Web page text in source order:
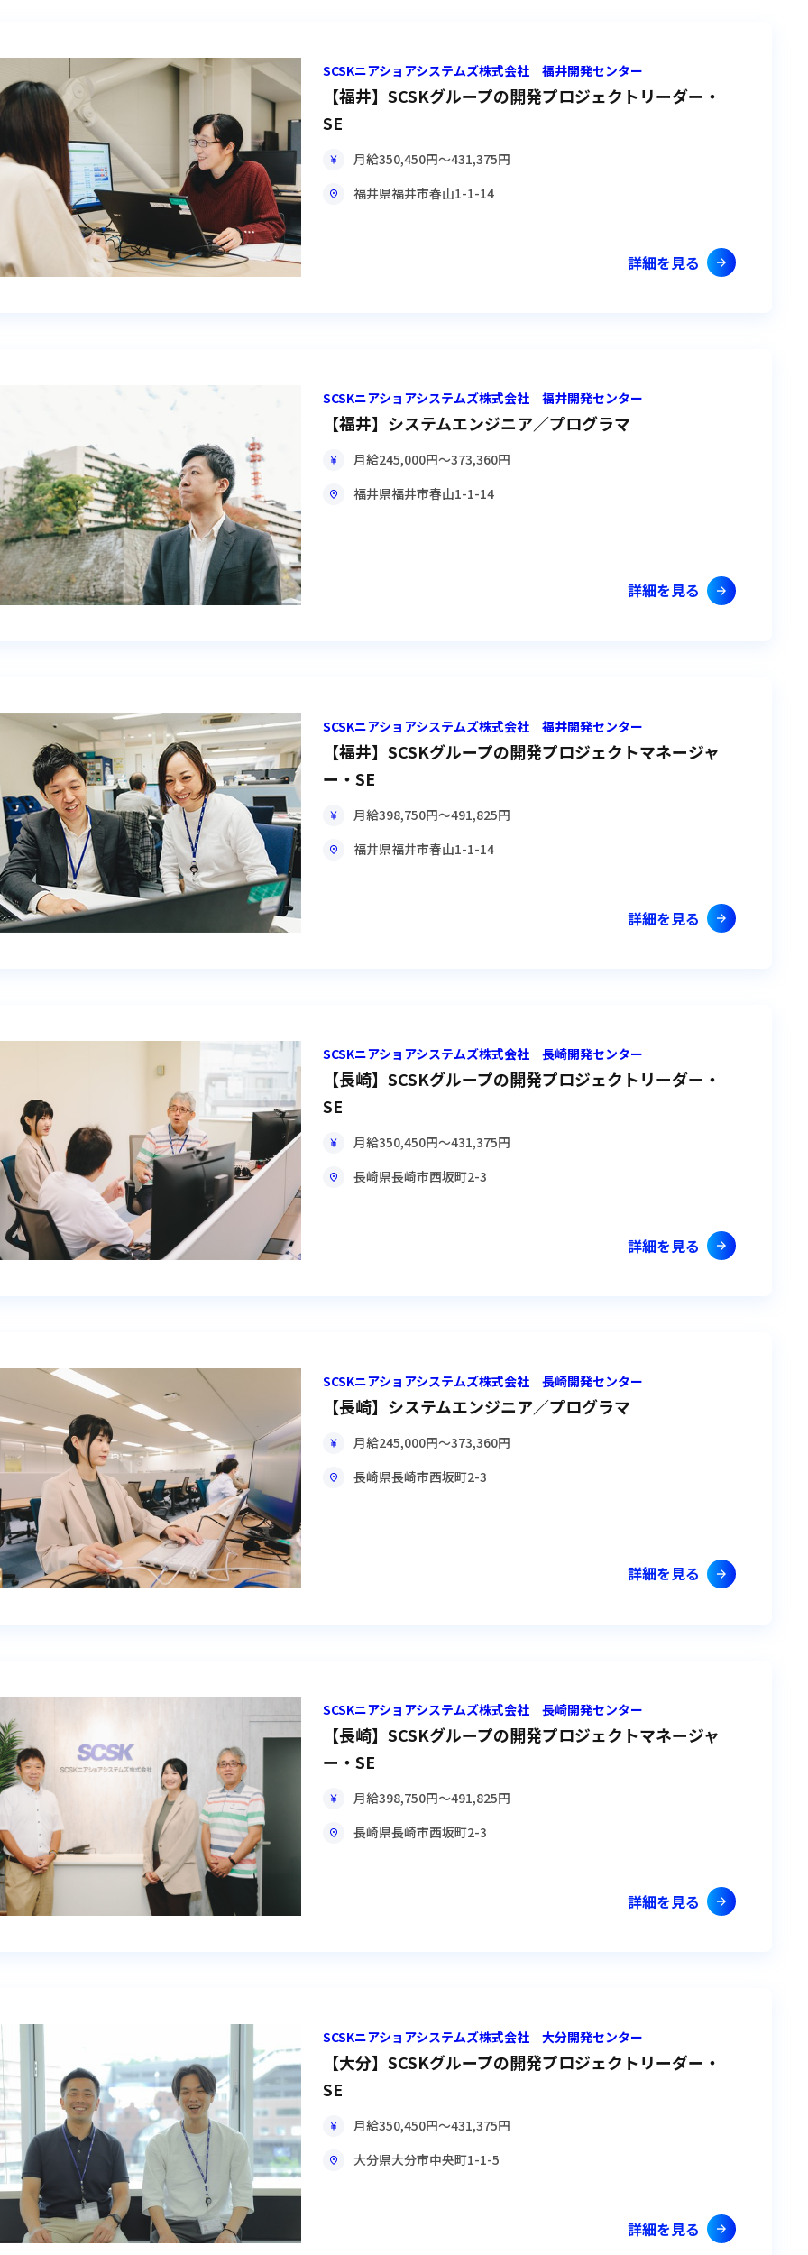
SCSKニアショアシステムズ株式会社 福井開発センター
【福井】SCSKグループの開発プロジェクトリーダー・
SE
月給350,450円〜431,375円
福井県福井市春山1-1-14
詳細を見る
SCSKニアショアシステムズ株式会社 福井開発センター
【福井】システムエンジニア／プログラマ
月給245,000円〜373,360円
福井県福井市春山1-1-14
詳細を見る
SCSKニアショアシステムズ株式会社 福井開発センター
【福井】SCSKグループの開発プロジェクトマネージャ
ー・SE
月給398,750円〜491,825円
福井県福井市春山1-1-14
詳細を見る
SCSKニアショアシステムズ株式会社 長崎開発センター
【長崎】SCSKグループの開発プロジェクトリーダー・
SE
月給350,450円〜431,375円
長崎県長崎市西坂町2-3
詳細を見る
SCSKニアショアシステムズ株式会社 長崎開発センター
【長崎】システムエンジニア／プログラマ
月給245,000円〜373,360円
長崎県長崎市西坂町2-3
詳細を見る
SCSKニアショアシステムズ株式会社 長崎開発センター
【長崎】SCSKグループの開発プロジェクトマネージャ
ー・SE
月給398,750円〜491,825円
長崎県長崎市西坂町2-3
詳細を見る
SCSKニアショアシステムズ株式会社 大分開発センター
【大分】SCSKグループの開発プロジェクトリーダー・
SE
月給350,450円〜431,375円
大分県大分市中央町1-1-5
詳細を見る